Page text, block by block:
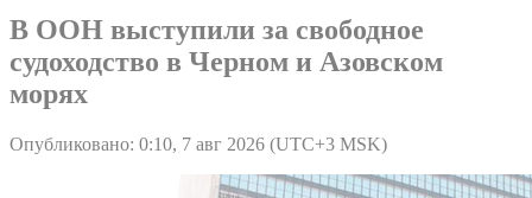
В ООН выступили за свободное
судоходство в Черном и Азовском
морях
Опубликовано: 0:10, 7 авг 2026 (UTC+3 MSK)